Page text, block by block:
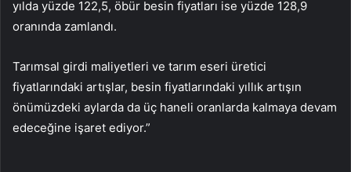
yılda yüzde 122,5, öbür besin fiyatları ise yüzde 128,9
oranında zamlandı.
Tarımsal girdi maliyetleri ve tarım eseri üretici
fiyatlarındaki artışlar, besin fiyatlarındaki yıllık artışın
önümüzdeki aylarda da üç haneli oranlarda kalmaya devam
edeceğine işaret ediyor.”